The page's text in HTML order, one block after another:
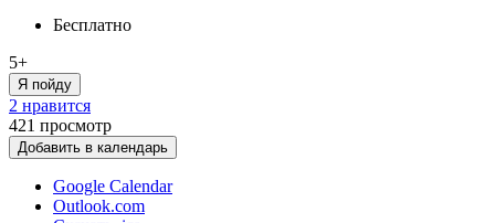
Бесплатно
5+
Я пойду
2 нравится
421 просмотр
Добавить в календарь
Google Calendar
Outlook.com